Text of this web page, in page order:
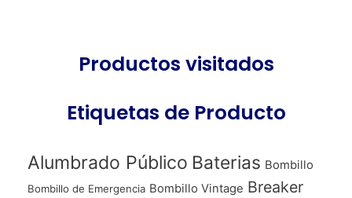
Productos visitados
Etiquetas de Producto
Alumbrado Público Baterias Bombillo
Bombillo de Emergencia Bombillo Vintage Breaker